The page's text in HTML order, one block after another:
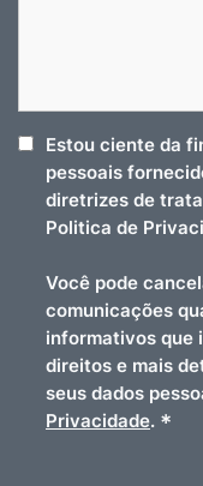
Estou ciente da
pessoais
diretrizes de
Politica de
Você pode
comunicações
informativos que
direitos e mais
seus dados
Privacidade. *